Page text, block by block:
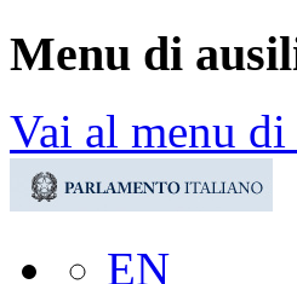
Menu di
Vai al menu
EN